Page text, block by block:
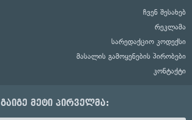
ჩვენ შესახებ
რეკლამა
სარედაქციო კოდექსი
მასალის გამოყენების პირობები
კონტაქტი
გაიგე მეტი პირველმა: